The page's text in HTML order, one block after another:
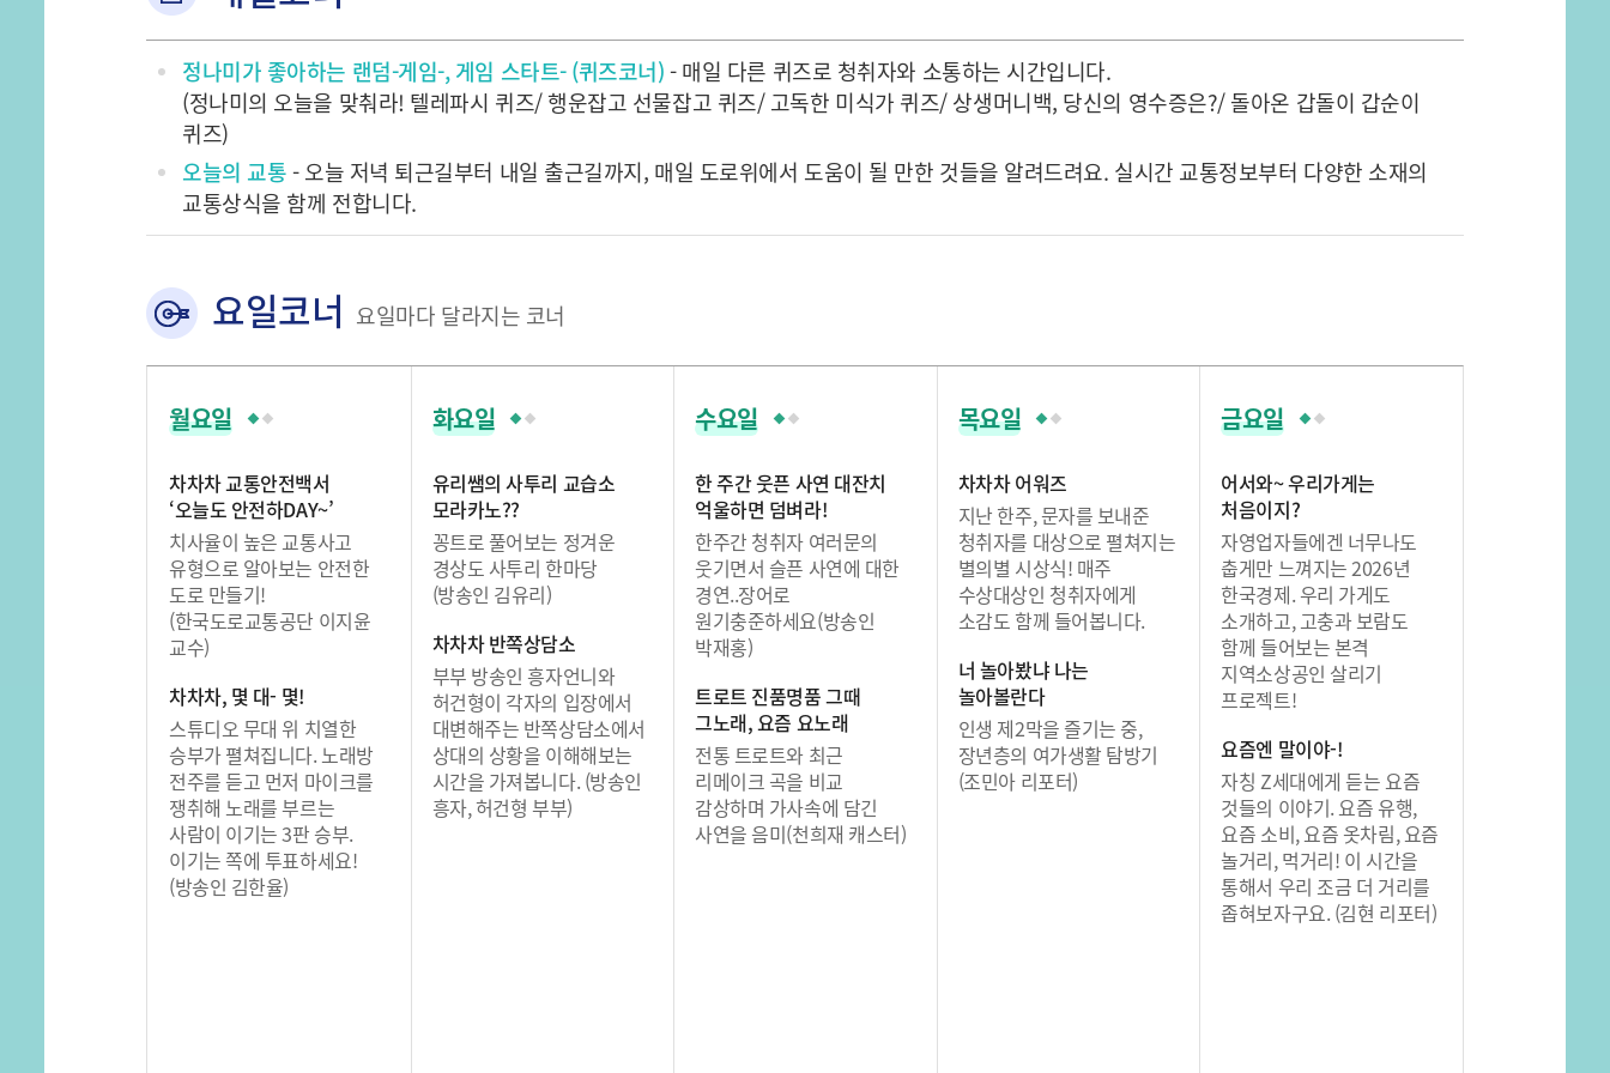
정나미가 좋아하는 랜덤-게임-, 게임 스타트- (퀴즈코너)- 매일 다른 퀴즈로 청취자와 소통하는 시간입니다.
(정나미의 오늘을 맞춰라! 텔레파시 퀴즈/ 행운잡고 선물잡고 퀴즈/ 고독한 미식가 퀴즈/ 상생머니백, 당신의 영수증은?/ 돌아온 갑돌이 갑순이
퀴즈)
오늘의 교통- 오늘 저녁 퇴근길부터 내일 출근길까지, 매일 도로위에서 도움이 될 만한 것들을 알려드려요. 실시간 교통정보부터 다양한 소재의
교통상식을 함께 전합니다.
요일코너 요일마다 달라지는 코너
월요일
차차차 교통안전백서
‘오늘도 안전하DAY~’
치사율이 높은 교통사고
유형으로 알아보는 안전한
도로 만들기!
(한국도로교통공단 이지윤
교수)
차차차, 몇 대- 몇!
스튜디오 무대 위 치열한
승부가 펼쳐집니다. 노래방
전주를 듣고 먼저 마이크를
쟁취해 노래를 부르는
사람이 이기는 3판 승부.
이기는 쪽에 투표하세요!
(방송인 김한율)
화요일
유리쌤의 사투리 교습소
모라카노??
꽁트로 풀어보는 정겨운
경상도 사투리 한마당
(방송인 김유리)
차차차 반쪽상담소
부부 방송인 흥자언니와
허건형이 각자의 입장에서
대변해주는 반쪽상담소에서
상대의 상황을 이해해보는
시간을 가져봅니다. (방송인
흥자, 허건형 부부)
수요일
한 주간 웃픈 사연 대잔치
억울하면 덤벼라!
한주간 청취자 여러문의
웃기면서 슬픈 사연에 대한
경연..장어로
원기충준하세요(방송인
박재홍)
트로트 진품명품 그때
그노래, 요즘 요노래
전통 트로트와 최근
리메이크 곡을 비교
감상하며 가사속에 담긴
사연을 음미(천희재 캐스터)
목요일
차차차 어워즈
지난 한주, 문자를 보내준
청취자를 대상으로 펼쳐지는
별의별 시상식! 매주
수상대상인 청취자에게
소감도 함께 들어봅니다.
너 놀아봤냐 나는
놀아볼란다
인생 제2막을 즐기는 중,
장년층의 여가생활 탐방기
(조민아 리포터)
금요일
어서와~ 우리가게는
처음이지?
자영업자들에겐 너무나도
춥게만 느껴지는 2026년
한국경제. 우리 가게도
소개하고, 고충과 보람도
함께 들어보는 본격
지역소상공인 살리기
프로젝트!
요즘엔 말이야-!
자칭 Z세대에게 듣는 요즘
것들의 이야기. 요즘 유행,
요즘 소비, 요즘 옷차림, 요즘
놀거리, 먹거리! 이 시간을
통해서 우리 조금 더 거리를
좁혀보자구요. (김현 리포터)